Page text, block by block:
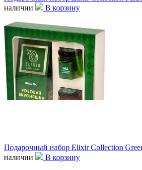
наличии
В корзину
Подарочный набор Elixir Collection
наличии
В корзину